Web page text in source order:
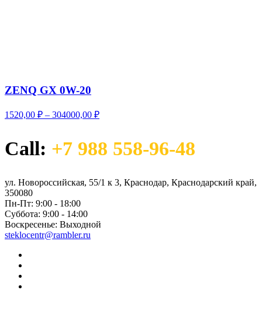
ZENQ GX 0W-20
1520,00 ₽ – 304000,00 ₽Диапазон
–
304000,00 ₽
Call: +7 988 558-96-48
ул. Новороссийская, 55/1 к 3, Краснодар, Краснодарский край,
350080
Пн-Пт: 9:00 - 18:00
Суббота: 9:00 - 14:00
Воскресенье: Выходной
steklocentr@rambler.ru